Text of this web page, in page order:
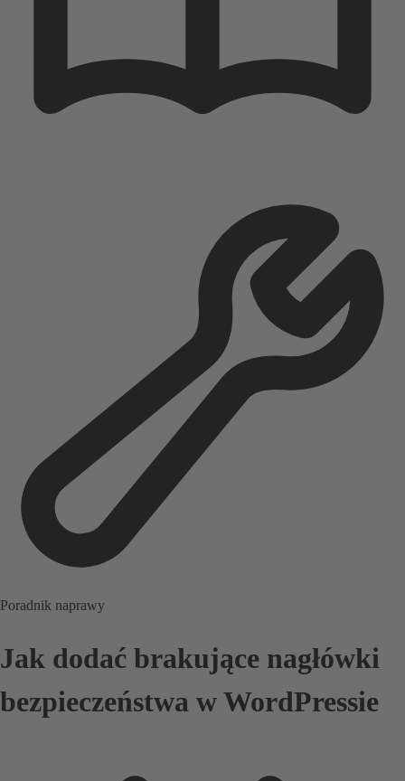
Poradnik naprawy
Jak dodać brakujące nagłówki
bezpieczeństwa w WordPressie